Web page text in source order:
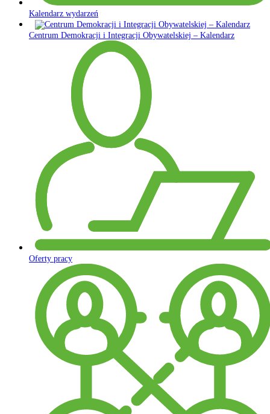
Kalendarz wydarzeń
Centrum Demokracji i Integracji Obywatelskiej – Kalendarz
Oferty pracy